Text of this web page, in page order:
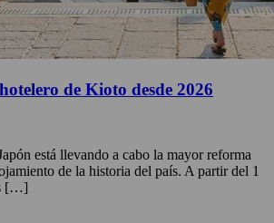
de Kioto desde 2026
está llevando a cabo la mayor reforma
de la historia del país. A partir del 1
[…]